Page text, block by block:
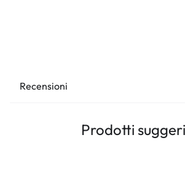
Recensioni
Prodotti